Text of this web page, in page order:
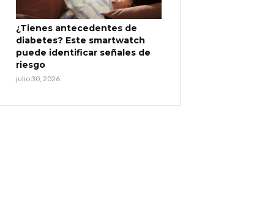
¿Tienes antecedentes de
diabetes? Este smartwatch
puede identificar señales de
riesgo
julio 30, 2026